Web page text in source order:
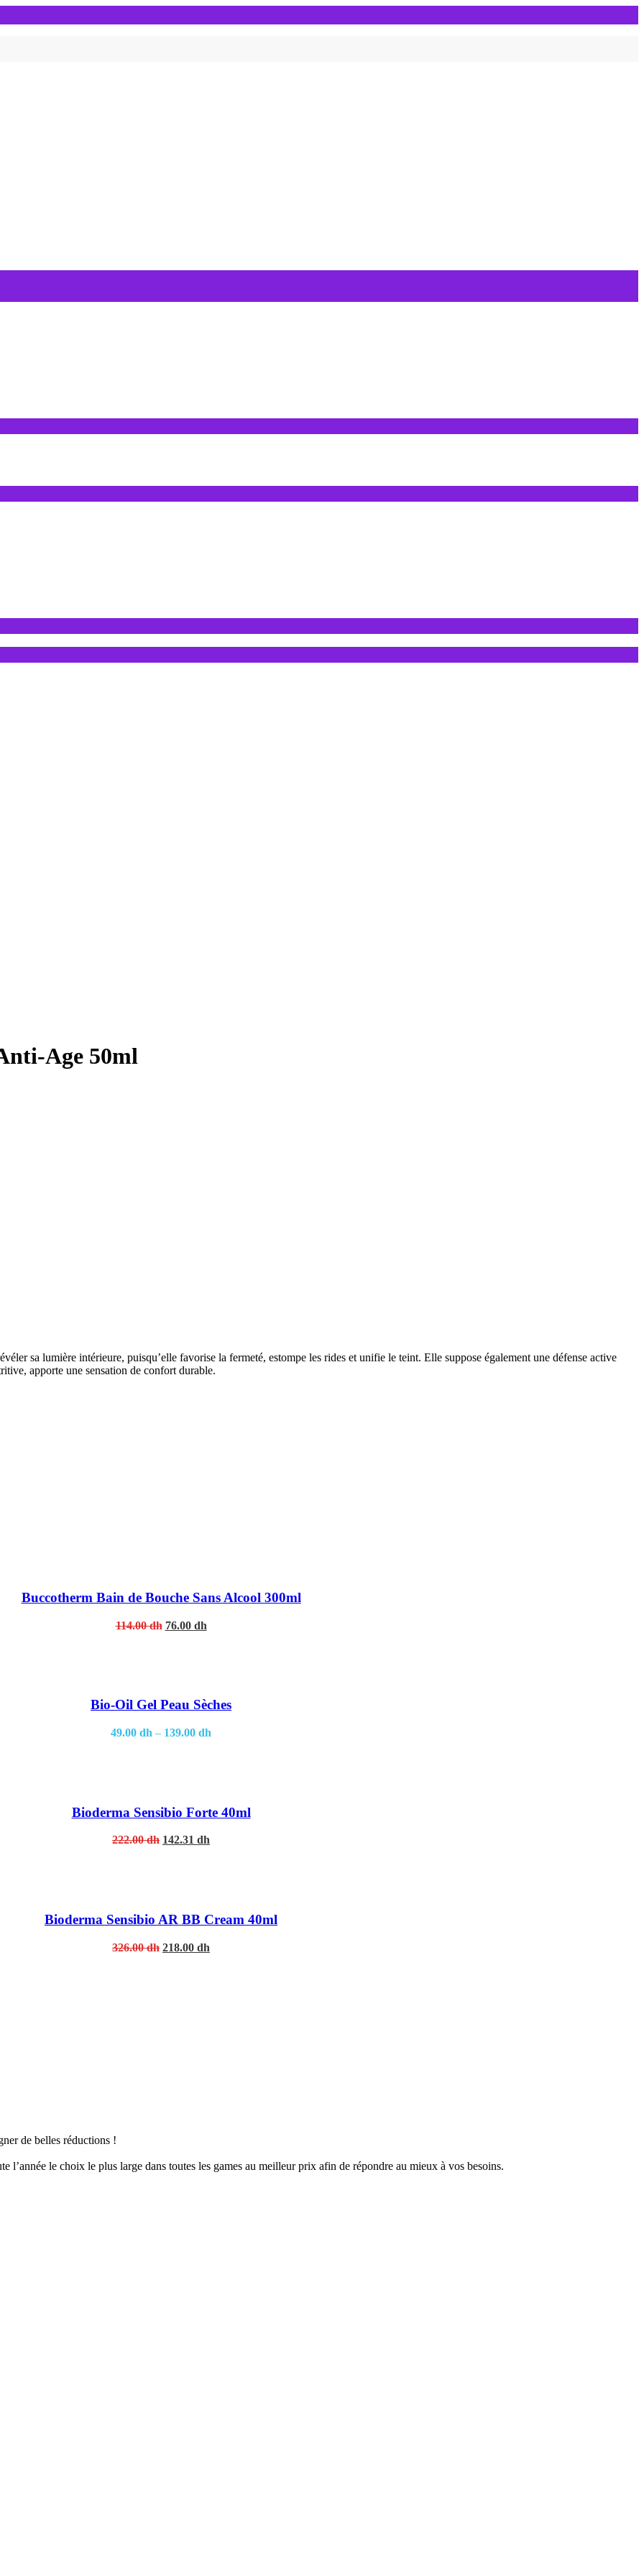
Age 50ml
sa lumière intérieure, puisqu’elle favorise la fermeté, estompe les rides et unifie le teint. Elle suppose également une défense active
apporte une sensation de confort durable.
Buccotherm Bain de Bouche Sans Alcool 300ml
114.00dh Original
76.00 dhCurrent
Bio-Oil Gel Peau Sèches
49.00 dh – 139.00 dh
Bioderma Sensibio Forte 40ml
222.00dh Original
142.31 dh
Bioderma Sensibio AR BB Cream 40ml
326.00dh Original
218.00 dh
de belles réductions !
l’année le choix le plus large dans toutes les games au meilleur prix afin de répondre au mieux à vos besoins.